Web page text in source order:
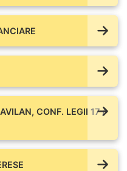
CONF. LEGII 17 /